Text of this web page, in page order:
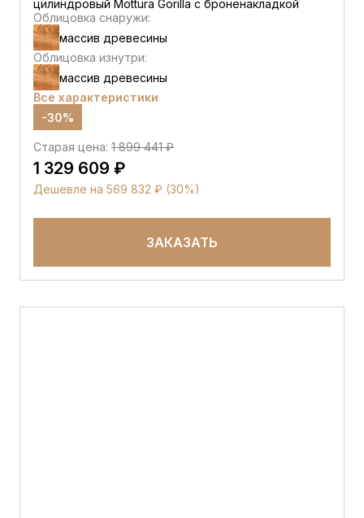
цилиндровый Mottura Gorilla с броненакладкой
Облицовка снаружи:
массив древесины
Облицовка изнутри:
массив древесины
Все характеристики
-30%
Старая цена: 1 899 441 ₽
1 329 609 ₽
Дешевле на 569 832 ₽ (30%)
ЗАКАЗАТЬ